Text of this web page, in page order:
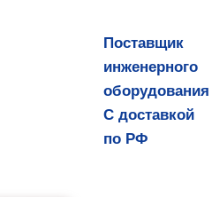
Поставщик
инженерного
оборудования
С доставкой
по РФ